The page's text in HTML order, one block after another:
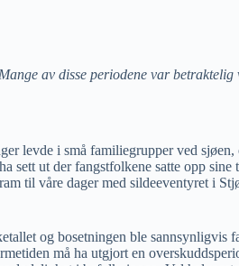
av disse periodene var betraktelig
levde i små familiegrupper ved
sett ut der fangstfolkene satte opp
til våre dager med sildeeventyret i
og bosetningen ble sannsynligvis
må ha utgjort en